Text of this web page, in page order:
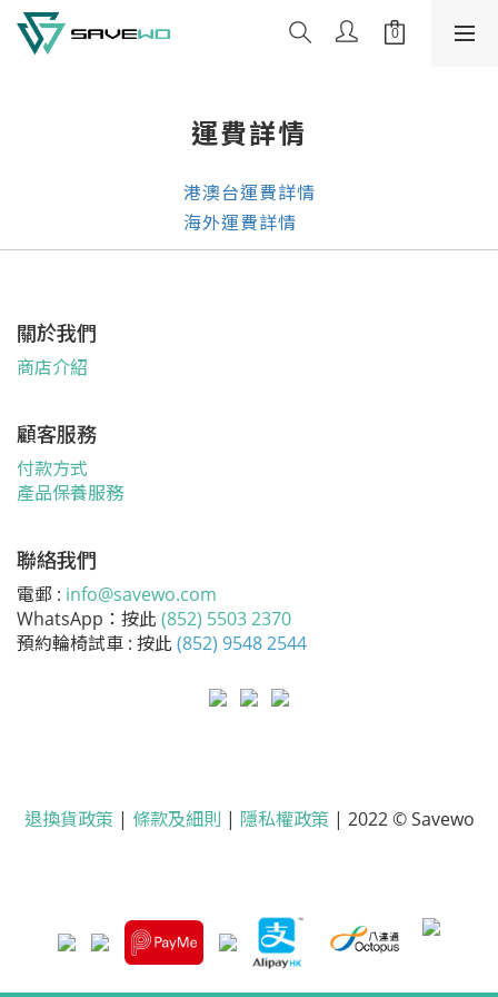
運費詳情
港澳台運費詳情
海外運費詳情
關於我們
商店介紹
顧客服務
付款方式
產品保養服務
聯絡我們
電郵 : info@savewo.com
WhatsApp：按此 (852) 5503 2370
預約輪椅試車 : 按此 (852) 9548 2544
退換貨政策 | 條款及細則 | 隱私權政策 | 2022 © Savewo